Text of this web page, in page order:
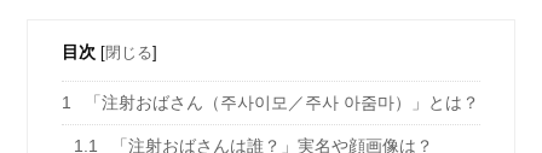
目次 [閉じる]
1 「注射おばさん（주사이모／주사 아줌마）」とは？
1.1 「注射おばさんは誰？」実名や顔画像は？